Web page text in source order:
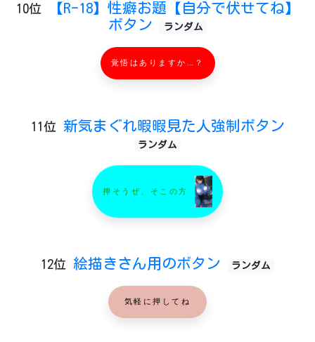
10位
【R-18】性癖お題【自分で伏せてね】
ボタン
ランダム
覚悟はありますか…？
11位 新気まぐれ暇暇見た人強制ボタン
ランダム
押そうぜ、そこの方
12位 絵描きさん用のボタン ランダム
気軽に押してね